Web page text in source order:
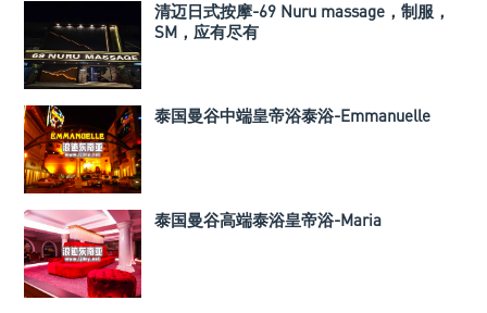
清迈日式按摩-69 Nuru massage，制服，
SM，应有尽有
泰国曼谷中端皇帝浴泰浴-Emmanuelle
泰国曼谷高端泰浴皇帝浴-Maria